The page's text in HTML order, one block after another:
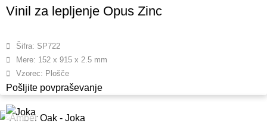
Vinil za lepljenje Opus Zinc
Šifra: SP722
Mere: 152 x 915 x 2.5 mm
Vzorec: Plošče
Pošljite povpraševanje